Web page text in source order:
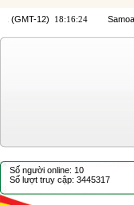
Số người online: 10
Số lượt truy cập: 3445317